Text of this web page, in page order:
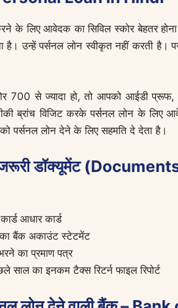
करने के लिए आवेदक का सिविल स्कोर बेहतर
उन्हें पर्सनल लोन स्वीकृत नहीं करती है।
700 से ज्यादा हो, तो आपको आईडी प्रूफ,
ब्रांच विजिट करके पर्सनल लोन के
पर्सनल लोन देने के लिए सहमति दे देता है।
जरूरी डॉक्यूमेंट
आधार कार्ड
बैंक अकाउंट स्टेटमेंट
का प्रमाण पत्र
साल का इनकम टैक्स रिटर्न फाइल रिपोर्ट